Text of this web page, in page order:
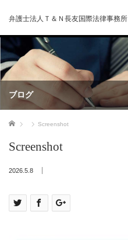
弁護士法人Ｔ＆Ｎ長友国際法律事務所
ブログ
ホーム Screenshot
Screenshot
2026.5.8